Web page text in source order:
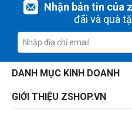
Nhận bản tin của
đãi và quà
DANH MỤC KINH DOANH
GIỚI THIỆU ZSHOP.VN